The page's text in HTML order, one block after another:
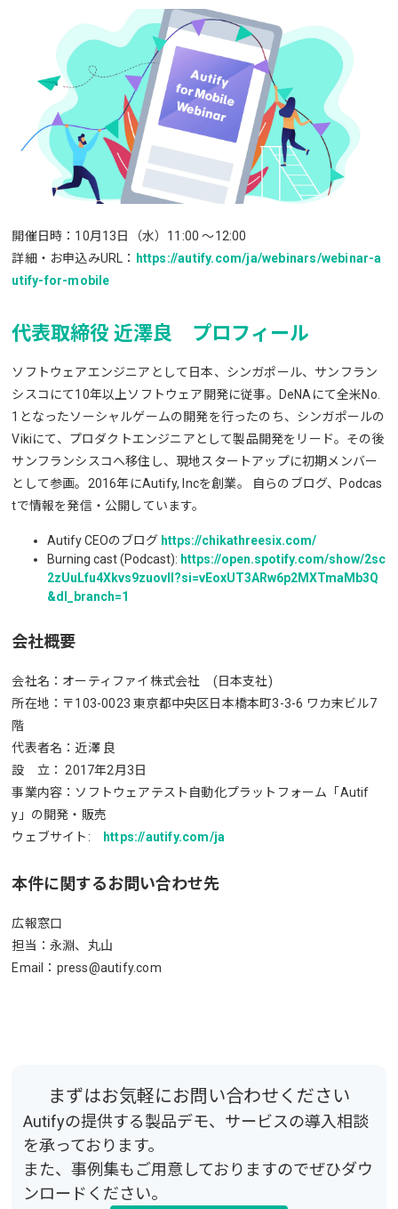
開催⽇時：10⽉13⽇（⽔）11:00 〜12:00
詳細・お申込みURL：
https://autify.com/ja/webinars/webinar-a
utify-for-mobile
代表取締役 近澤良 プロフィール
ソフトウェアエンジニアとして日本、シンガポール、サンフラン
シスコにて10年以上ソフトウェア開発に従事。DeNAにて全米No.
1となったソーシャルゲームの開発を行ったのち、シンガポールの
Vikiにて、プロダクトエンジニアとして製品開発をリード。その後
サンフランシスコへ移住し、現地スタートアップに初期メンバー
として参画。2016年にAutify, Incを創業。 自らのブログ、Podcas
tで情報を発信・公開しています。
Autify CEOのブログ https://chikathreesix.com/
Burning cast (Podcast): https://open.spotify.com/show/2sc
2zUuLfu4Xkvs9zuovII?si=vEoxUT3ARw6p2MXTmaMb3Q
&dl_branch=1
会社概要
会社名：オーティファイ株式会社 (日本支社)
所在地：〒103-0023 東京都中央区日本橋本町3-3-6 ワカ末ビル7
階
代表者名：近澤 良
設 立： 2017年2月3日
事業内容：ソフトウェアテスト自動化プラットフォーム「Autif
y」の開発・販売
ウェブサイト:
https://autify.com/ja
本件に関するお問い合わせ先
広報窓口
担当：永淵、丸山
Email：press@autify.com
まずはお気軽にお問い合わせください
Autifyの提供する製品デモ、サービスの導入相談
を承っております。
また、事例集もご用意しておりますのでぜひダウ
ンロードください。